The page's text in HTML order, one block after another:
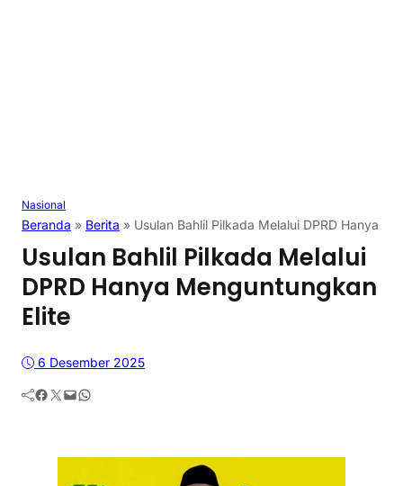
Nasional
Beranda » Berita » Usulan Bahlil Pilkada Melalui DPRD Hanya
Usulan Bahlil Pilkada Melalui
DPRD Hanya Menguntungkan
Elite
6 Desember 2025
Facebook Twitter Mail WhatsApp